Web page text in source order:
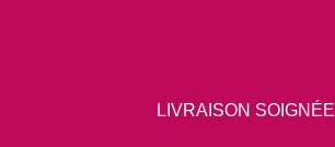
LIVRAISON SOIGNÉE